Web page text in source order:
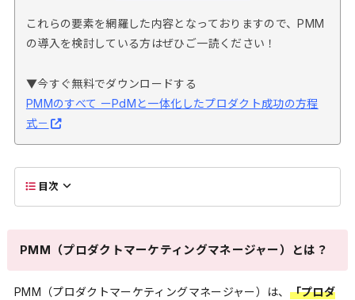
これらの要素を網羅した内容となっておりますので、PMM
の導入を検討している方はぜひご一読ください！
▼今すぐ無料でダウンロードする
PMMのすべて ーPdMと一体化したプロダクト成功の方程
式－
目次
PMM（プロダクトマーケティングマネージャー）とは？
PMM（プロダクトマーケティングマネージャー）は、 「プロダ